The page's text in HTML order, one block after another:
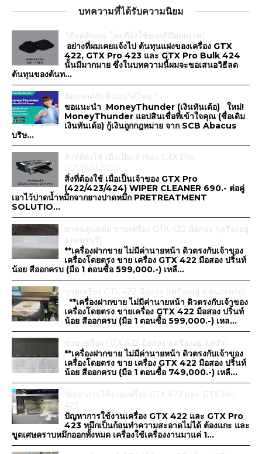
บทความที่ได้รับความนิยม
วิธีลดต้นทุน โดยที่ยังใช้ของดีมีคุณภาพ!!
อย่างที่ผมเคยแจ้งไป ต้นทุนแฝงของเครื่อง GTX
422, GTX Pro 423 และ GTX Pro Bulk 424
นั้นมีมากมาย ซึ่งในบทความนี้ผมจะขอเสนอวิธีลด
ต้นทุนของต้นท...
ติดแทงค์กับพี่ ผ่อนได้ไหม ?
ขอแนะนำ MoneyThunder (เงินทันเด้อ) ใหม่!
MoneyThunder แอปสินเชื่อที่เข้าใจคุณ (ชื่อเดิม
เงินทันเด้อ) กู้เงินถูกกฎหมาย จาก SCB Abacus
บริษ...
สิ่งที่ต้องใช้ เมื่อเป็นเจ้าของ GTX Pro
(422/423/424)
สิ่งที่ต้องใช้ เมื่อเป็นเจ้าของ GTX Pro
(422/423/424) WIPER CLEANER 690.- ต่อคู่
เอาไว้ปาดน้ำหมึกจากยางปาดหมึก PRETREATMENT
SOLUTIO...
หาคนดูแลต่อ ขายเครื่อง GTX 422 มือสอง (เครื่องอยู่
จ.เพชรบุรี)
**เครื่องฝากขาย ไม่มีค่านายหน้า ดิวตรงกับเจ้าของ
เครื่องโดยตรง ขาย เครื่อง GTX 422 มือสอง ปริ้นท์
น้อย สีออกครบ (มือ 1 ตอนซื้อ 599,000.-) เหลื...
ขายเครื่อง GTX 422 มือสอง (เครื่องอยู่ จ.หนองคาย)
**เครื่องฝากขาย ไม่มีค่านายหน้า ดิวตรงกับเจ้าของ
เครื่องโดยตรง ขายเครื่อง GTX 422 มือสอง ปริ้นท์
น้อย สีออกครบ (มือ 1 ตอนซื้อ 599,000.-) เหล...
ขาย เครื่อง GTX 422 มือสอง (เครื่องอยู่ จ.ตรัง)
**เครื่องฝากขาย ไม่มีค่านายหน้า ดิวตรงกับเจ้าของ
เครื่องโดยตรง ขาย เครื่อง GTX 422 มือสอง ปริ้นท์
น้อย สีออกครบ (มือ 1 ตอนซื้อ 749,000.-) เหลื...
ปัญหาการใช้งานเครื่อง GTX 422 และ GTX Pro
423
ปัญหาการใช้งานเครื่อง GTX 422 และ GTX Pro
423 หมึกเป็นก้อนทำความสะอาดไม่ได้ ต้องแกะ และ
ขูดเศษคราบหมึกออกทั้งหมด เครื่องใช้เครื่องงานมาแค่ 1...